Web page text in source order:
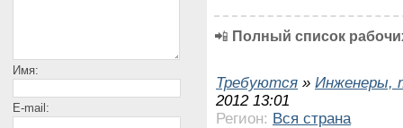
📲 Полный список
Требуются » Инженеры,
2012 13:01
Регион: Вся страна
Имя:
E-mail: